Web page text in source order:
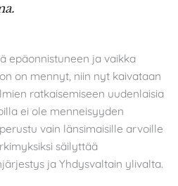
epäonnistuneen ja vaikka
on mennyt, niin nyt kaivataan
ratkaisemiseen uudenlaisia
ei ole menneisyyden
vain länsimaisille arvoille
säilyttää
ja Yhdysvaltain ylivalta.